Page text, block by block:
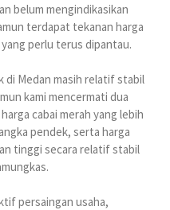
belum mengindikasikan
terdapat tekanan harga
perlu terus dipantau.
di Medan masih relatif stabil
kami mencermati dua
cabai merah yang lebih
pendek, serta harga
tinggi secara relatif stabil
persaingan usaha,